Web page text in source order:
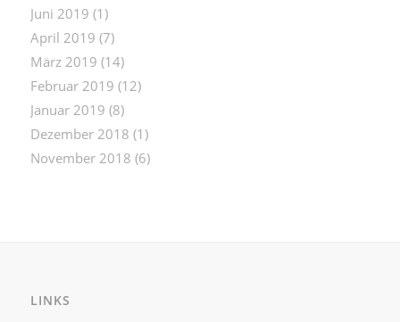
Juni 2019 (1)
April 2019 (7)
März 2019 (14)
Februar 2019 (12)
Januar 2019 (8)
Dezember 2018 (1)
November 2018 (6)
LINKS